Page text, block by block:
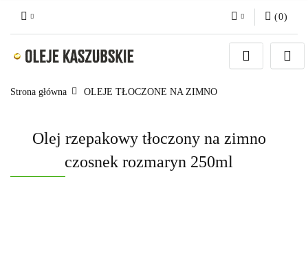
Zaloguj się
Dodaj zgłoszenie
(0)
Strona główna OLEJE TŁOCZONE NA ZIMNO
Olej rzepakowy tłoczony na zimno
czosnek rozmaryn 250ml